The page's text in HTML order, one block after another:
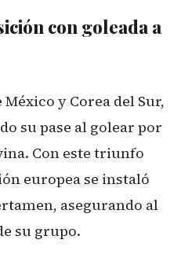
con goleada a
y Corea del Sur,
su pase al golear por
Con este triunfo
europea se instaló
asegurando al
su grupo.